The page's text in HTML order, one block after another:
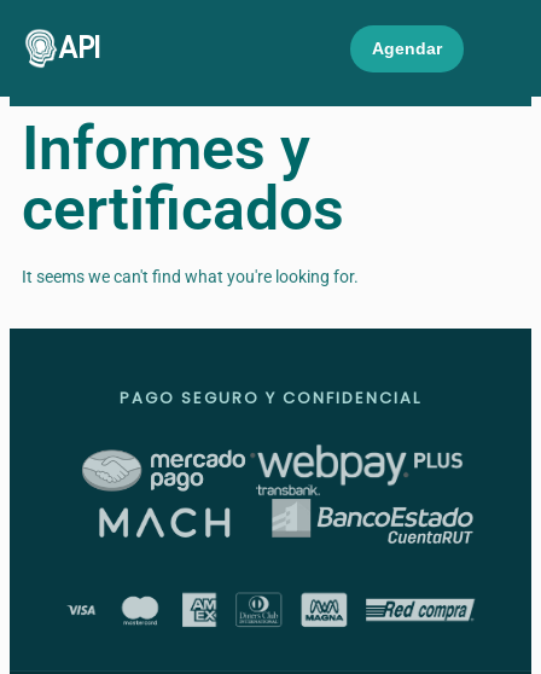
API Agendar
Informes y
certificados
It seems we can't find what you're looking for.
PAGO SEGURO Y CONFIDENCIAL